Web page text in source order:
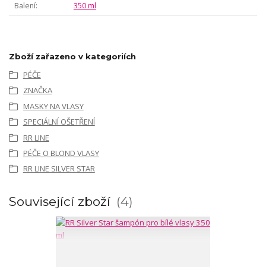
Balení
350 ml
Zboží zařazeno v kategoriích
PÉČE
ZNAČKA
MASKY NA VLASY
SPECIÁLNÍ OŠETŘENÍ
RR LINE
PÉČE O BLOND VLASY
RR LINE SILVER STAR
Související zboží 4